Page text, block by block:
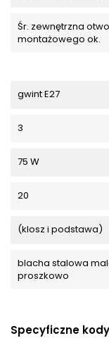
Śr. zewnętrzna
montażowego ok.
gwint E27
3
75 W
20
(klosz i podstawa)
blacha stalowa
proszkowo
Specyficzne kody